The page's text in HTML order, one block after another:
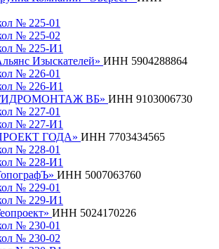
№ 225-01
№ 225-02
№ 225-И1
Изыскателей» ИНН 5904288864
№ 226-01
№ 226-И1
ВБ» ИНН 9103006730
№ 227-01
№ 227-И1
ГОДА» ИНН 7703434565
№ 228-01
№ 228-И1
ИНН 5007063760
№ 229-01
№ 229-И1
ИНН 5024170226
№ 230-01
№ 230-02